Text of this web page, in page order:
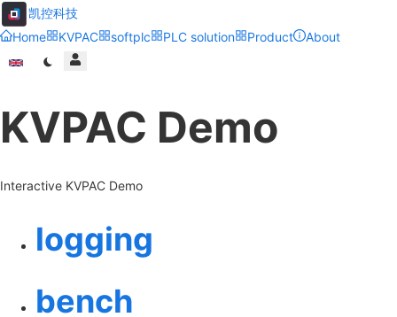
凯控科技
Home
KVPAC softplc PLC solution Product About
KVPAC Demo
Interactive KVPAC Demo
logging
bench